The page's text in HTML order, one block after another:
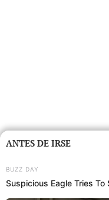
ANTES DE IRSE